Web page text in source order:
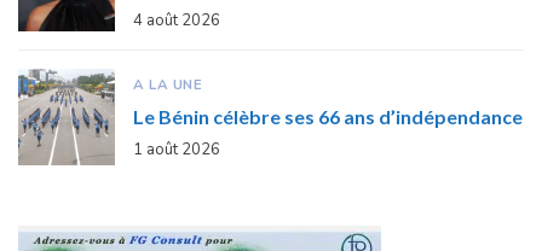
4 août 2026
A LA UNE
Le Bénin célèbre ses 66 ans d’indépendance
1 août 2026